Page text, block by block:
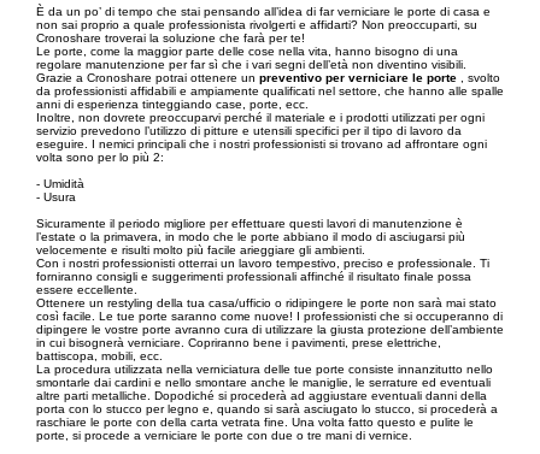
È da un po’ di tempo che stai pensando all’idea di far verniciare le porte di casa e
non sai proprio a quale professionista rivolgerti e affidarti? Non preoccuparti, su
Cronoshare troverai la soluzione che farà per te!
Le porte, come la maggior parte delle cose nella vita, hanno bisogno di una
regolare manutenzione per far sì che i vari segni dell’età non diventino visibili.
Grazie a Cronoshare potrai ottenere un preventivo per verniciare le porte
, svolto
da professionisti affidabili e ampiamente qualificati nel settore, che hanno alle spalle
anni di esperienza tinteggiando case, porte, ecc.
Inoltre, non dovrete preoccuparvi perché il materiale e i prodotti utilizzati per ogni
servizio prevedono l’utilizzo di pitture e utensili specifici per il tipo di lavoro da
eseguire. I nemici principali che i nostri professionisti si trovano ad affrontare ogni
volta sono per lo più 2:
- Umidità
- Usura
Sicuramente il periodo migliore per effettuare questi lavori di manutenzione è
l’estate o la primavera, in modo che le porte abbiano il modo di asciugarsi più
velocemente e risulti molto più facile arieggiare gli ambienti.
Con i nostri professionisti otterrai un lavoro tempestivo, preciso e professionale. Ti
forniranno consigli e suggerimenti professionali affinché il risultato finale possa
essere eccellente.
Ottenere un restyling della tua casa/ufficio o ridipingere le porte non sarà mai stato
così facile. Le tue porte saranno come nuove! I professionisti che si occuperanno di
dipingere le vostre porte avranno cura di utilizzare la giusta protezione dell’ambiente
in cui bisognerà verniciare. Copriranno bene i pavimenti, prese elettriche,
battiscopa, mobili, ecc.
La procedura utilizzata nella verniciatura delle tue porte consiste innanzitutto nello
smontarle dai cardini e nello smontare anche le maniglie, le serrature ed eventuali
altre parti metalliche. Dopodiché si procederà ad aggiustare eventuali danni della
porta con lo stucco per legno e, quando si sarà asciugato lo stucco, si procederà a
raschiare le porte con della carta vetrata fine. Una volta fatto questo e pulite le
porte, si procede a verniciare le porte con due o tre mani di vernice.